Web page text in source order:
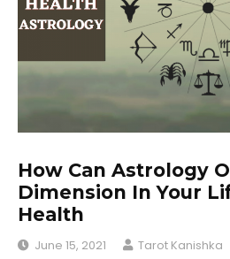
How Can Astrology
Dimension In Your
Health
June 15, 2021 Tarot Kanishka